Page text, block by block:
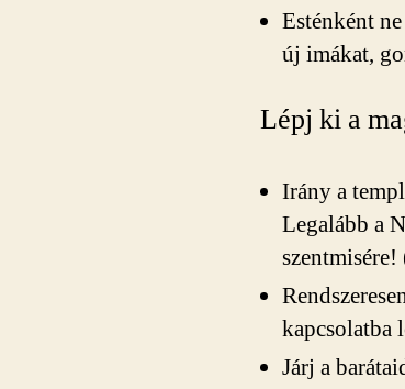
Esténként
új imákat,
Lépj ki a
Irány a
Legalább a
kapcsolatba
Járj a